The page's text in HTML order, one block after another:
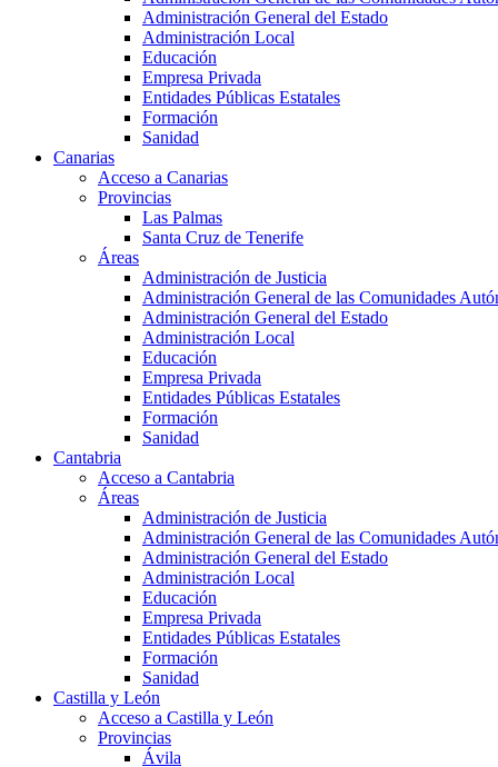
Administración General del Estado
Administración Local
Educación
Empresa Privada
Entidades Públicas Estatales
Formación
Sanidad
Canarias
Acceso a Canarias
Provincias
Las Palmas
Santa Cruz de Tenerife
Áreas
Administración de Justicia
Administración General de las Comunidades
Administración General del Estado
Administración Local
Educación
Empresa Privada
Entidades Públicas Estatales
Formación
Sanidad
Cantabria
Acceso a Cantabria
Áreas
Administración de Justicia
Administración General de las Comunidades
Administración General del Estado
Administración Local
Educación
Empresa Privada
Entidades Públicas Estatales
Formación
Sanidad
Castilla y León
Acceso a Castilla y León
Provincias
Ávila